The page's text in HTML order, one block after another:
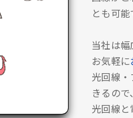
とも可能
当社は
お気軽に
光回線
きるの
光回線